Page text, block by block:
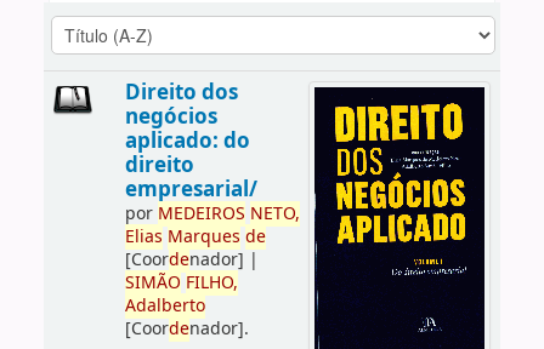
Direito dos
negócios
aplicado: do
direito
empresarial/
por MEDEIROS NETO,
Elias Marques de
[Coordenador] |
SIMÃO FILHO,
Adalberto
[Coordenador].